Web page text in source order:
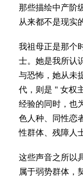
那些描绘中产阶
从来都不是现实
我祖母正是那个
士。她是我所认
与恐怖，她从未
代，则是 " 女权
经验的同时，也
色人种、同性恋
性群体、残障人
这些声音之所以
属于弱势群体，